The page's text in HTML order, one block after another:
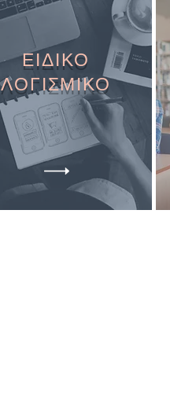
ΕΙΔΙΚΟ
ΛΟΓΙΣΜΙΚΟ